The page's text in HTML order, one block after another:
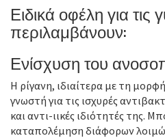
Ειδικά οφέλη για τις
περιλαμβάνουν:
Ενίσχυση του
Η ρίγανη, ιδιαίτερα με τη μορφή
γνωστή για τις ισχυρές
και αντι-ιικές ιδιότητές της.
καταπολέμηση διάφορων